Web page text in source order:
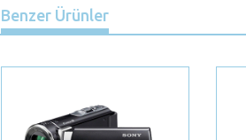
Benzer Ürünler